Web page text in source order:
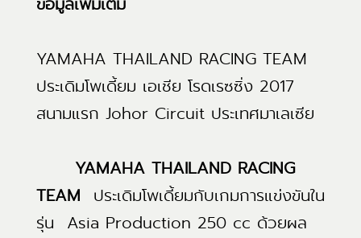
YAMAHA THAILAND RACING TEAM
ประเดิมโพเดี้ยม เอเชีย โรดเรซซิ่ง 2017
สนามแรก Johor Circuit ประเทศมาเลเซีย
YAMAHA THAILAND RACING
TEAM ประเดิมโพเดี้ยมกับเกมการแข่งขันใน
รุ่น Asia Production 250 cc ด้วยผล